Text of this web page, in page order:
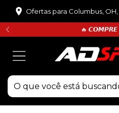
Ofertas para Columbus,
🔥 𝘾𝙊𝙈𝙋𝙍𝙀